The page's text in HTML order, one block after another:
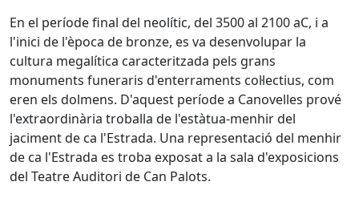
En el període final del neolític, del 3500 al 2100 aC, i a
l'inici de l'època de bronze, es va desenvolupar la
cultura megalítica caracteritzada pels grans
monuments funeraris d'enterraments col·lectius, com
eren els dolmens. D'aquest període a Canovelles prové
l'extraordinària troballa de l'estàtua-menhir del
jaciment de ca l'Estrada. Una representació del menhir
de ca l'Estrada es troba exposat a la sala d'exposicions
del Teatre Auditori de Can Palots.